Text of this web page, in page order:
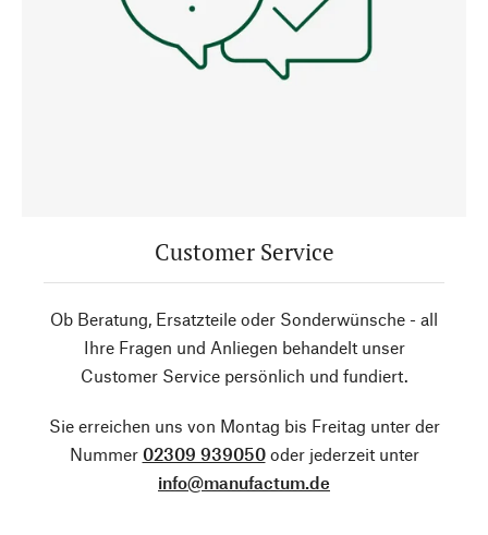
Customer Service
Ob Beratung, Ersatzteile oder Sonderwünsche - all
Ihre Fragen und Anliegen behandelt unser
Customer Service persönlich und fundiert.
Sie erreichen uns von Montag bis Freitag unter der
Nummer 02309 939050oder jederzeit unter
info@manufactum.de